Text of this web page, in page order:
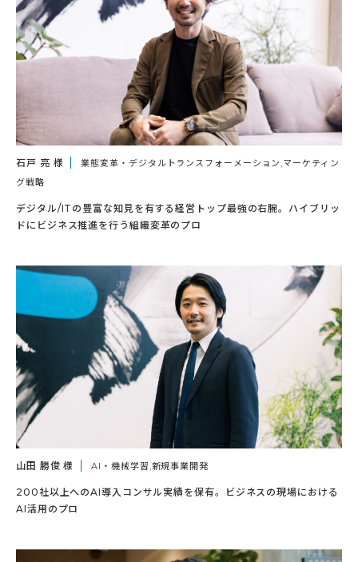
石戸 亮 様
業態変革・デジタルトランスフォーメーション,マーケティン
グ戦略
デジタル/ITの豊富な知見を有する経営トップ最強の右腕。ハイブリッ
ドにビジネス推進を行う組織変革のプロ
山田 勝俊 様 AI・機械学習,新規事業開発
200社以上へのAI導入コンサル実績を保有。ビジネスの現場における
AI活用のプロ